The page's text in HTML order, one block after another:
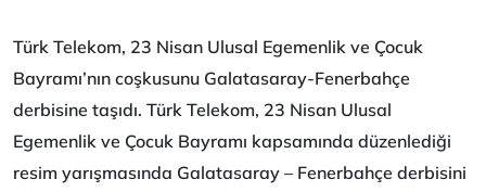
Türk Telekom, 23 Nisan Ulusal Egemenlik ve Çocuk
Bayramı’nın coşkusunu Galatasaray-Fenerbahçe
derbisine taşıdı. Türk Telekom, 23 Nisan Ulusal
Egemenlik ve Çocuk Bayramı kapsamında düzenlediği
resim yarışmasında Galatasaray – Fenerbahçe derbisini